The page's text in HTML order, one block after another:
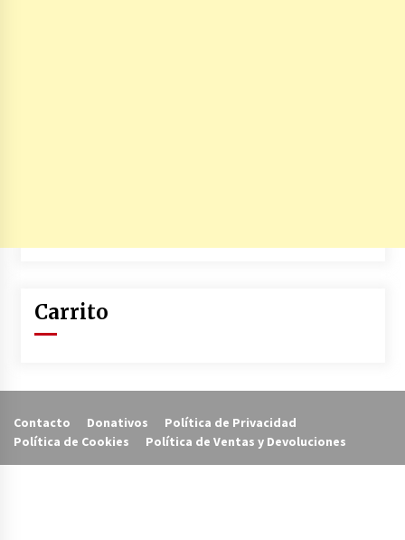
Carrito
Contacto Donativos
Política de Privacidad
Política de Cookies
Política de Ventas y Devoluciones